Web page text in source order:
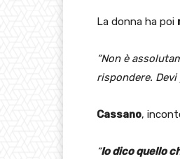
La donna ha poi
“Non è
rispondere.
Cassano,
“Io dico quello